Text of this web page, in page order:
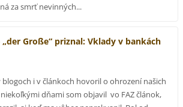
za smrť nevinných...
„der Große“ priznal: Vklady v bankách
blogoch i v článkoch hovoril o ohrození našich
dňami som objavil vo FAZ článok,